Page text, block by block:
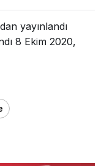
yayınlandı
8 Ekim 2020,